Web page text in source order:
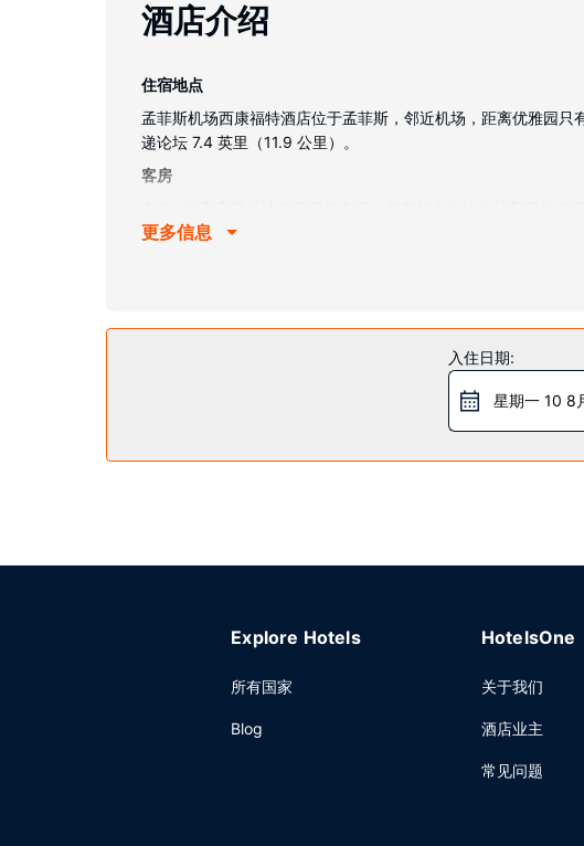
酒店介绍
住宿地点
孟菲斯机场西康福特酒店位于孟菲斯，邻近机场，距离优雅园
递论坛 7.4 英里（11.9 公里）。
客房
备淋浴/盆浴组合的半开放式浴室提供大花洒淋浴喷头和免费洗浴
餐厅
特色服务/设施包括商务中心、大堂免费报纸和24 小时前台服务
更多信息
入住日期:
星期一 10 8
Explore Hotels
所有国家
Blog
HotelsOne
关于我们
酒店业主
常见问题